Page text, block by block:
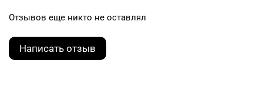
Отзывов еще никто не оставлял
Написать отзыв